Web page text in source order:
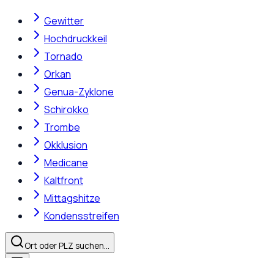
Gewitter
Hochdruckkeil
Tornado
Orkan
Genua-Zyklone
Schirokko
Trombe
Okklusion
Medicane
Kaltfront
Mittagshitze
Kondensstreifen
Ort oder PLZ suchen…